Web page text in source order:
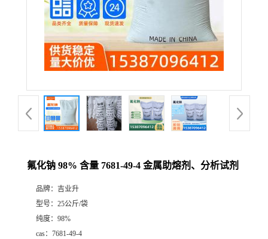
氟化钠 98% 含量 7681-49-4 金属助熔剂、分析试剂
品牌： 吉业升
型号： 25公斤/袋
纯度： 98%
cas： 7681-49-4